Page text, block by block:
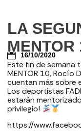
LA
MENTOR
16/10/2020
Este fin de semana
MENTOR 10, Rocío
cuentan más sobre
Los deportistas
estarán
privilegio!
https://